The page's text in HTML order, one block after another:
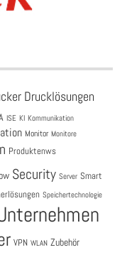
Drucklösungen
ISE KI Kommunikation
Monitor Monitore
Produktenws
Security Server Smart
Speichertechnologie
VPN WLAN Zubehör